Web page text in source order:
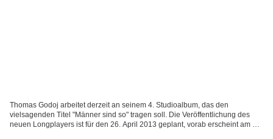
Thomas Godoj arbeitet derzeit an seinem 4. Studioalbum, das den
vielsagenden Titel "Männer sind so" tragen soll. Die Veröffentlichung des
neuen Longplayers ist für den 26. April 2013 geplant, vorab erscheint am 22.